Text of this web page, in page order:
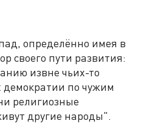
определённо имея в
своего пути развития:
извне чьих-то
демократии по чужим
религиозные
другие народы".